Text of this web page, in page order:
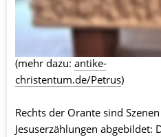
Gefangennahme des Petrus
Wasserwunder des Petrus im
beiden Soldaten, die sich von
(mehr dazu: antike-
christentum.de/Petrus)
Rechts der Orante sind
Jesuserzählungen abgebildet: